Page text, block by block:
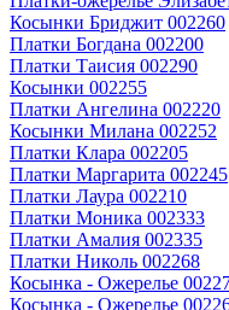
Косынки Бриджит 002260
Платки Богдана 002200
Платки Таисия 002290
Косынки 002255
Платки Ангелина 002220
Косынки Милана 002252
Платки Клара 002205
Платки Маргарита 002245
Платки Лаура 002210
Платки Моника 002333
Платки Амалия 002335
Платки Николь 002268
Косынка - Ожерелье
Косынка - Ожерелье